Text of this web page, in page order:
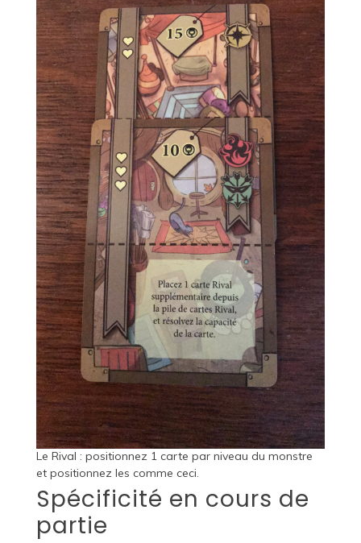
Le Rival : positionnez 1 carte par niveau du monstre
et positionnez les comme ceci.
Spécificité en cours de
partie